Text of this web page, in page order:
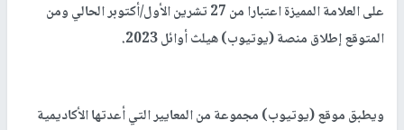
على العلامة المميزة اعتبارا من 27 تشرين الأول/أكتوبر الحالي ومن
المتوقع إطلاق منصة (يوتيوب) هيلث أوائل 2023.
ويطبق موقع (يوتيوب) مجموعة من المعايير التي أعدتها الأكاديمية